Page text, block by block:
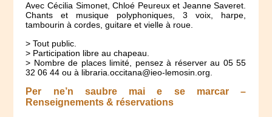
Avec Cécilia Simonet, Chloé Peureux et Jeanne Saveret.
Chants et musique polyphoniques, 3 voix, harpe,
tambourin à cordes, guitare et vielle à roue.
> Tout public.
> Participation libre au chapeau.
> Nombre de places limité, pensez à réserver au 05 55
32 06 44 ou à libraria.occitana@ieo-lemosin.org.
Per ne’n saubre mai e se marcar –
Renseignements & réservations